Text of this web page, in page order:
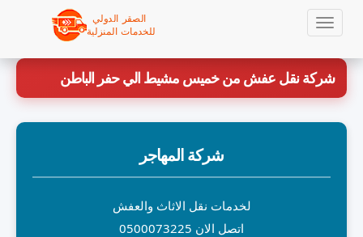
شركة نقل عفش من خميس مشيط الي حفر الباطن
شركة المهاجر
لخدمات نقل الاثاث والعفش
اتصل الان 0500073225